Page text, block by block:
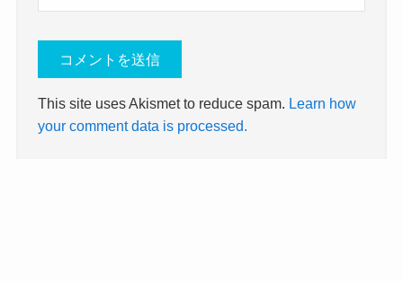
This site uses Akismet to reduce spam. Learn how
your comment data is processed.